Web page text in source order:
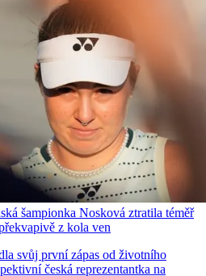
šampionka Nosková ztratila téměř
z kola ven
svůj první zápas od životního
česká reprezentantka na